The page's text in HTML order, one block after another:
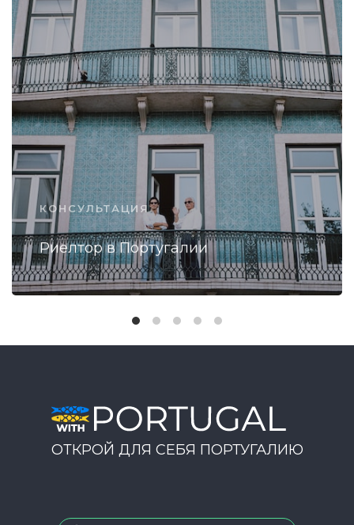
КОНСУЛЬТАЦИЯ
Риелтор в Португалии
ОТКРОЙ ДЛЯ СЕБЯ ПОРТУГАЛИЮ